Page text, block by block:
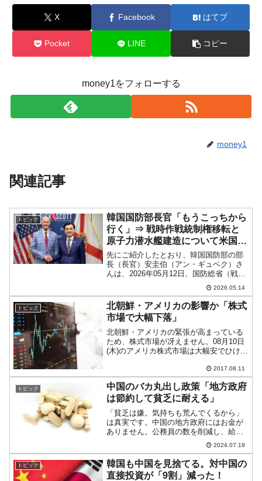
X Facebook はてブ
Pocket LINE コピー
money1をフォローする
money1
関連記事
トピック
韓国国防部長官「もうこっちから
行く」⇒ 戦時作戦統制権移転と
原子力潜水艦建造について米国と
話し合いたい。
先にご紹介したとおり、韓国国防部の部
長（長官）安圭伯（アン・ギュベク）さ
んは、2026年05月12日、国防総省（戦争
省）のピート・ヘグセス長官と会談を行
いました。安圭伯（アン・ギュベク）長
官は、ヘグセス長官だけではなく、合衆
国海軍省長官代行...
2026.05.14
トピック
北朝鮮・アメリカの影響か「株式
市場で大幅下落」
北朝鮮・アメリカの緊張が高まっている
ため、株式市場が冴えません。08月10日
(木)のアメリカ株式市場は大幅安でひけま
比 ▲204.69 ▲0.93％ ナスダック総合：
6216.87 前日比 ▲1...
2017.08.11
トピック
中国のバカ丸出し政策「地方政府
は節約して貧乏に耐える」
「貧乏は嫌。気持ちも荒んでくるから」
は真実です。中国の地方政府にはお金が
ありません。公務員の数を削減し、給料
をカット（支払った賞与を返却させる行
為まで行っています）。体制を維持する
ための公安の給料まで削減しているほど
です。とにかくお金がない...
2024.07.19
トピック
韓国も中国を見捨てる。対中国の
直接投資が「9割」減った！